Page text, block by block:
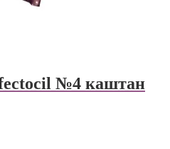
№4 каштан